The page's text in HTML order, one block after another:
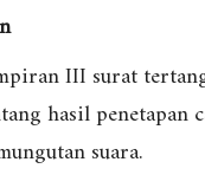
III surat
hasil
suara.